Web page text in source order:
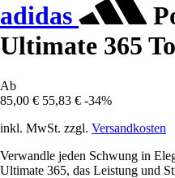
adidas
Ultimate 365
Ab
85,00 € 55,83 € -34%
inkl. MwSt. zzgl. Versandkosten
Verwandle jeden Schwung in
Ultimate 365, das Leistung und